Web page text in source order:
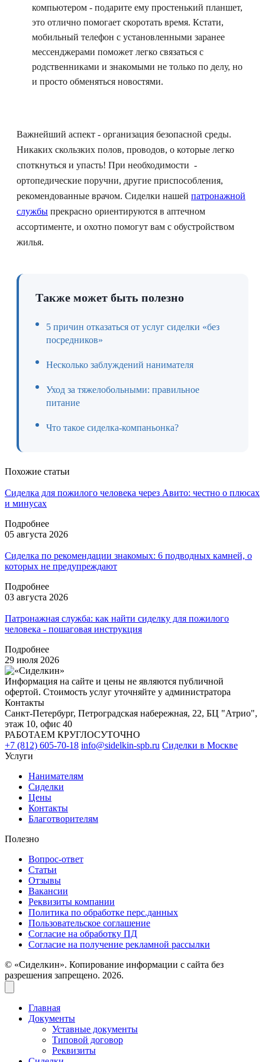
компьютером - подарите ему простенький планшет,
это отлично помогает скоротать время. Кстати,
мобильный телефон с установленными заранее
мессенджерами поможет легко связаться с
родственниками и знакомыми не только по делу, но
и просто обменяться новостями.
Важнейший аспект - организация безопасной среды.
Никаких скользких полов, проводов, о которые легко
споткнуться и упасть! При необходимости -
ортопедические поручни, другие приспособления,
рекомендованные врачом. Сиделки нашей патронажной
службы прекрасно ориентируются в аптечном
ассортименте, и охотно помогут вам с обустройством
жилья.
Также может быть полезно
5 причин отказаться от услуг сиделки «без
посредников»
Несколько заблуждений нанимателя
Уход за тяжелобольными: правильное
питание
Что такое сиделка-компаньонка?
Похожие статьи
Сиделка для пожилого человека через Авито: честно о плюсах
и минусах
Подробнее
05 августа 2026
Сиделка по рекомендации знакомых: 6 подводных камней, о
которых не предупреждают
Подробнее
03 августа 2026
Патронажная служба: как найти сиделку для пожилого
человека - пошаговая инструкция
Подробнее
29 июля 2026
Информация на сайте и цены не являются публичной
офертой. Стоимость услуг уточняйте у администратора
Контакты
Санкт-Петербург, Петроградская набережная, 22, БЦ "Атрио",
этаж 10, офис 40
РАБОТАЕМ КРУГЛОСУТОЧНО
+7 (812) 605-70-18 info@sidelkin-spb.ru Сиделки в Москве
Услуги
Нанимателям
Сиделки
Цены
Контакты
Благотворителям
Полезно
Вопрос-ответ
Статьи
Отзывы
Вакансии
Реквизиты компании
Политика по обработке перс.данных
Пользовательское соглашение
Согласие на обработку ПД
Согласие на получение рекламной рассылки
© «Сиделкин». Копирование информации с сайта без
разрешения запрещено. 2026.
Главная
Документы
Уставные документы
Типовой договор
Реквизиты